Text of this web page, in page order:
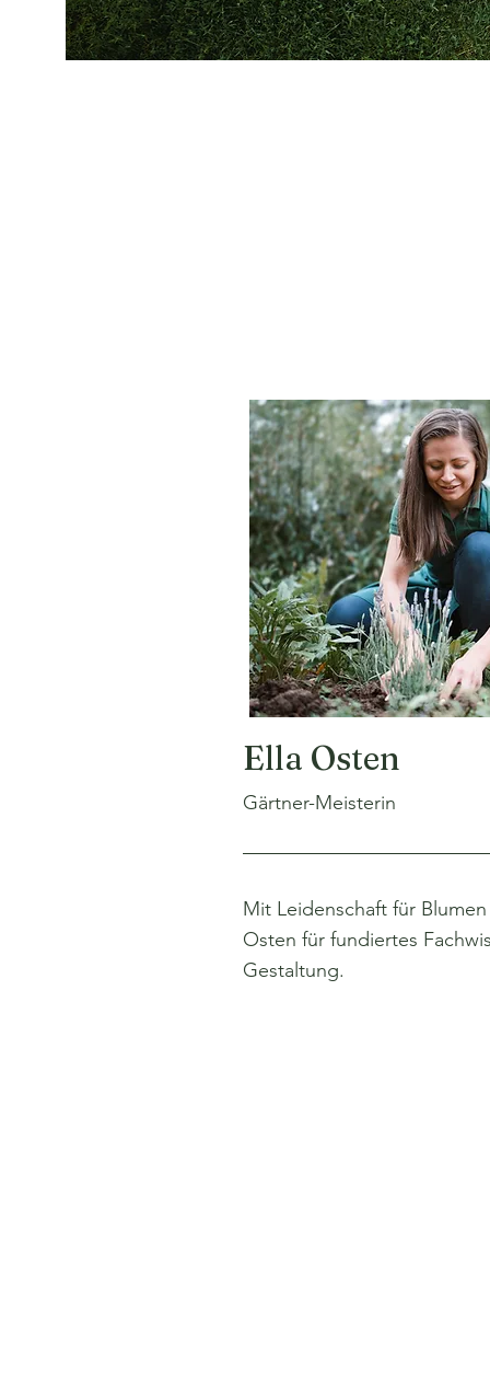
Ella Osten
Gärtner-Meisterin
Mit Leidenschaft für
Osten für fundiertes
Gestaltung.